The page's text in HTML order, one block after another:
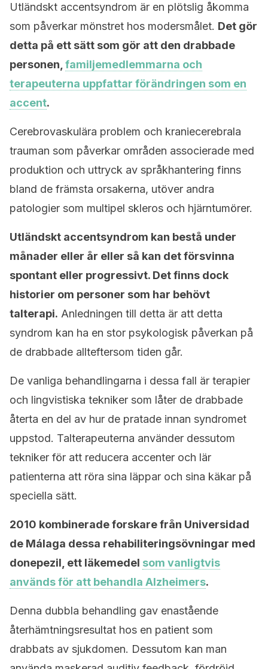
Utländskt accentsyndrom är en plötslig åkomma
som påverkar mönstret hos modersmålet. Det gör
detta på ett sätt som gör att den drabbade
personen, familjemedlemmarna och
terapeuterna uppfattar förändringen som en
accent.
Cerebrovaskulära problem och kraniecerebrala
trauman som påverkar områden associerade med
produktion och uttryck av språkhantering finns
bland de främsta orsakerna, utöver andra
patologier som multipel skleros och hjärntumörer.
Utländskt accentsyndrom kan bestå under
månader eller år eller så kan det försvinna
spontant eller progressivt. Det finns dock
historier om personer som har behövt
talterapi. Anledningen till detta är att detta
syndrom kan ha en stor psykologisk påverkan på
de drabbade allteftersom tiden går.
De vanliga behandlingarna i dessa fall är terapier
och lingvistiska tekniker som låter de drabbade
återta en del av hur de pratade innan syndromet
uppstod. Talterapeuterna använder dessutom
tekniker för att reducera accenter och lär
patienterna att röra sina läppar och sina käkar på
speciella sätt.
2010 kombinerade forskare från Universidad
de Málaga dessa rehabiliteringsövningar med
donepezil, ett läkemedel som vanligtvis
används för att behandla Alzheimers.
Denna dubbla behandling gav enastående
återhämtningsresultat hos en patient som
drabbats av sjukdomen. Dessutom kan man